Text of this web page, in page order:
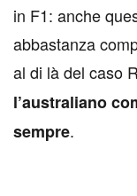
in F1: anche
abbastanza
al di là del caso
l’australiano
sempre.